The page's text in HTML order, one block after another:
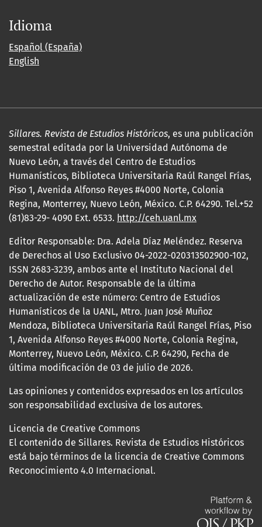
Idioma
Español (España)
English
Sillares. Revista de Estudios Históricos, es una publicación
semestral editada por la Universidad Autónoma de
Nuevo León, a través del Centro de Estudios
Humanísticos, Biblioteca Universitaria Raúl Rangel Frías,
Piso 1, Avenida Alfonso Reyes #4000 Norte, Colonia
Regina, Monterrey, Nuevo León, México. C.P. 64290. Tel.+52
(81)83-29- 4090 Ext. 6533. http://ceh.uanl.mx
Editor Responsable: Dra. Adela Díaz Meléndez. Reserva
de Derechos al Uso Exclusivo 04-2022-020313502900-102,
ISSN 2683-3239, ambos ante el Instituto Nacional del
Derecho de Autor. Responsable de la última
actualización de este número: Centro de Estudios
Humanísticos de la UANL, Mtro. Juan José Muñoz
Mendoza, Biblioteca Universitaria Raúl Rangel Frías, Piso
1, Avenida Alfonso Reyes #4000 Norte, Colonia Regina,
Monterrey, Nuevo León, México. C.P. 64290, Fecha de
última modificación de 03 de julio de 2026.
Las opiniones y contenidos expresados en los artículos
son responsabilidad exclusiva de los autores.
Licencia de Creative Commons
El contenido de Sillares. Revista de Estudios Históricos
está bajo términos de la licencia de Creative Commons
Reconocimiento 4.0 Internacional.